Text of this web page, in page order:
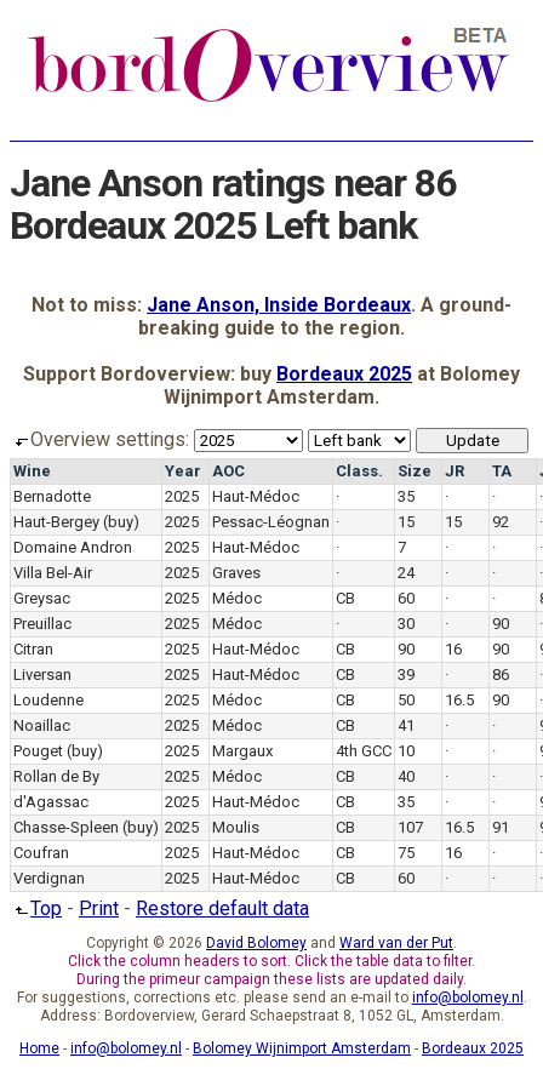
Jane Anson ratings near 86
Bordeaux 2025 Left bank
Not to miss: Jane Anson, Inside Bordeaux. A ground-
breaking guide to the region.
Support Bordoverview: buy Bordeaux 2025 at Bolomey
Wijnimport Amsterdam.
Overview settings:
Wine Year AOC Class. Size JR TA
Bernadotte
2025 Haut-Médoc · 35 · ·
·
Haut-Bergey (buy) 2025 Pessac-Léognan · 15 15 92
·
Domaine Andron
2025 Haut-Médoc · 7 · ·
·
Villa Bel-Air
2025 Graves · 24 · ·
·
Greysac
2025 Médoc CB 60 · ·
Preuillac
2025 Médoc · 30 · 90
·
Citran
2025 Haut-Médoc CB 90 16 90
Liversan
2025 Haut-Médoc CB 39 · 86
·
Loudenne
2025 Médoc CB 50 16.5 90
·
Noaillac
2025 Médoc CB 41 · ·
Pouget (buy) 2025 Margaux 4th GCC 10 · ·
Rollan de By
2025 Médoc CB 40 · ·
·
d'Agassac
2025 Haut-Médoc CB 35 · ·
Chasse-Spleen (buy) 2025 Moulis CB 107 16.5 91
Coufran
2025 Haut-Médoc CB 75 16 ·
·
Verdignan
2025 Haut-Médoc CB 60 · · ·
Top - Print - Restore default data
Copyright © 2026 David Bolomey and Ward van der Put.
Click the column headers to sort. Click the table data to filter.
During the primeur campaign these lists are updated daily.
For suggestions, corrections etc. please send an e-mail to info@bolomey.nl .
Address: Bordoverview, Gerard Schaepstraat 8, 1052 GL, Amsterdam.
Home - info@bolomey.nl - Bolomey Wijnimport Amsterdam - Bordeaux 2025